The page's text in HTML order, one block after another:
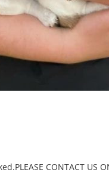
CONTACT